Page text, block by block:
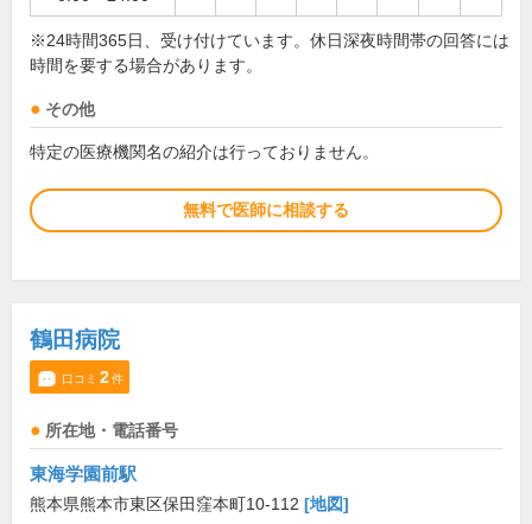
※24時間365日、受け付けています。休日深夜時間帯の回答には
時間を要する場合があります。
その他
特定の医療機関名の紹介は行っておりません。
無料で医師に相談する
鶴田病院
口コミ 2件
所在地・電話番号
東海学園前駅
熊本県熊本市東区保田窪本町10-112 [地図]